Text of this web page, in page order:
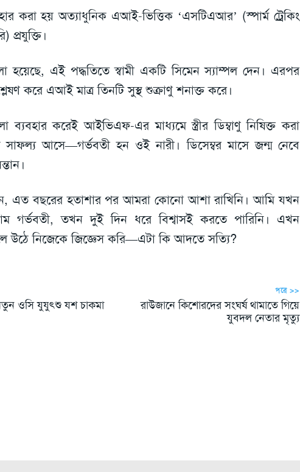
করা হয় অত্যাধুনিক এআই-ভিত্তিক ‘এসটিএআর’ (স্পার্ম ট্রেকিং
প্রযুক্তি।
হয়েছে, এই পদ্ধতিতে স্বামী একটি সিমেন স্যাম্পল দেন। এরপর
করে এআই মাত্র তিনটি সুস্থ শুক্রাণু শনাক্ত করে।
ব্যবহার করেই আইভিএফ-এর মাধ্যমে স্ত্রীর ডিম্বাণু নিষিক্ত করা
আসে—গর্ভবতী হন ওই নারী। ডিসেম্বর মাসে জন্ম নেবে
এত বছরের হতাশার পর আমরা কোনো আশা রাখিনি। আমি যখন
গর্ভবতী, তখন দুই দিন ধরে বিশ্বাসই করতে পারিনি। এখন
উঠে নিজেকে জিজ্ঞেস করি—এটা কি আদতে সত্যি?
ওসি যুযুৎশু যশ চাকমা
পরে >>
রাউজানে কিশোরদের সংঘর্ষ থামাতে গিয়ে
যুবদল নেতার মৃত্যু